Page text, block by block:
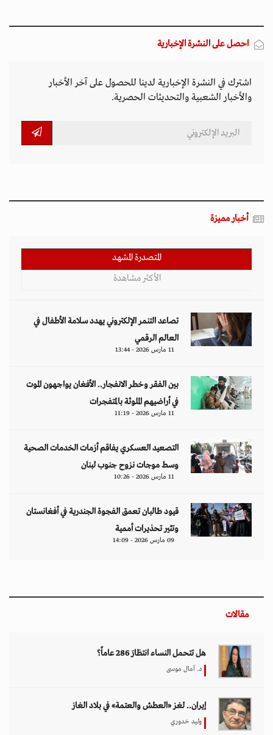
احصل على النشرة الإخبارية
اشترك في النشرة الإخبارية لدينا للحصول على آخر الأخبار
والأخبار الشعبية والتحديثات الحصرية.
أخبار مميزة
المتصدرة المشهد
الأكثر مشاهدة
تصاعد التنمر الإلكتروني يهدد سلامة الأطفال في
العالم الرقمي
11 مارس 2026 - 13:44
بين الفقر وخطر الانفجار.. الأفغان يواجهون الموت
في أراضيهم الملوثة بالمتفجرات
11 مارس 2026 - 11:19
التصعيد العسكري يفاقم أزمات الخدمات الصحية
وسط موجات نزوح جنوب لبنان
11 مارس 2026 - 10:26
قيود طالبان تعمق الفجوة الجندرية في أفغانستان
وتثير تحذيرات أممية
09 مارس 2026 - 14:09
مقالات
هل تتحمل النساء انتظارَ 286 عاماً؟
د. آمال موسى
إيران.. لغز «العطش والعتمة» في بلاد الغاز
وليد خدوري